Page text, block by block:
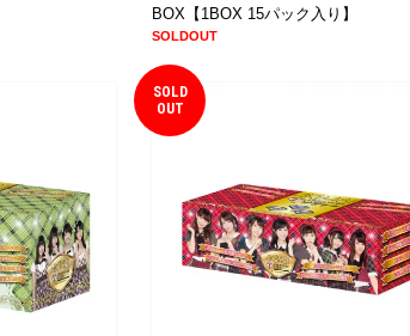
BOX【1BOX 15パック入り】
SOLDOUT
SOLD
OUT